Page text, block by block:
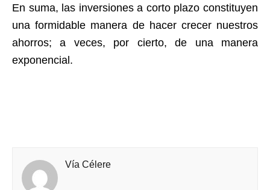
En suma, las inversiones a corto plazo constituyen
una formidable manera de hacer crecer nuestros
ahorros; a veces, por cierto, de una manera
exponencial.
Vía Célere